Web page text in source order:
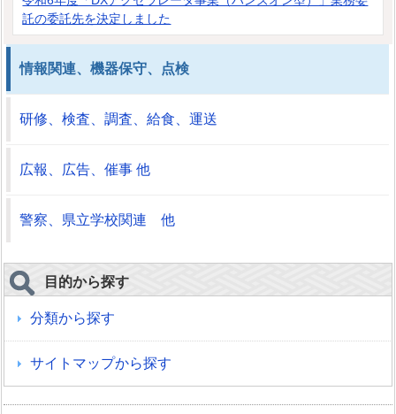
託の委託先を決定しました
情報関連、機器保守、点検
研修、検査、調査、給食、運送
広報、広告、催事 他
警察、県立学校関連 他
目的から探す
分類から探す
サイトマップから探す